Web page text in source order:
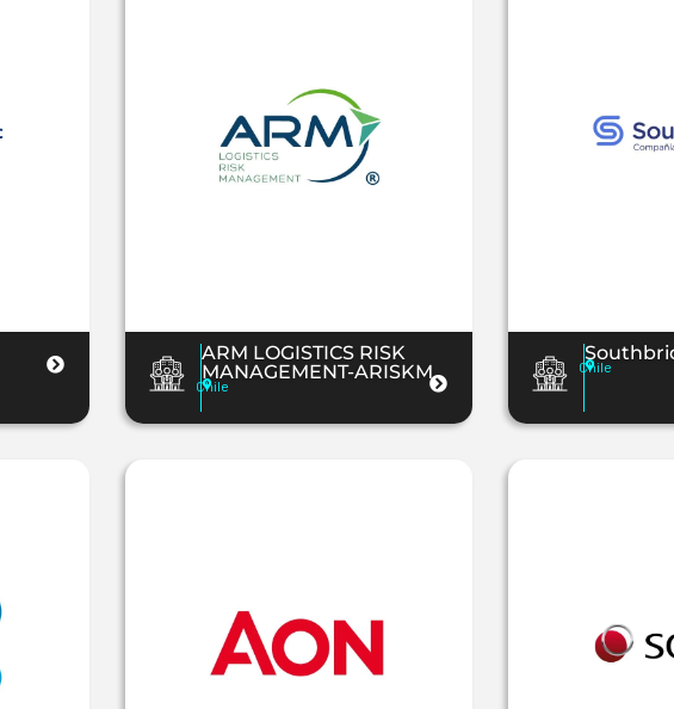
ARM LOGISTICS RISK
MANAGEMENT-ARISKM
Chile
Chile